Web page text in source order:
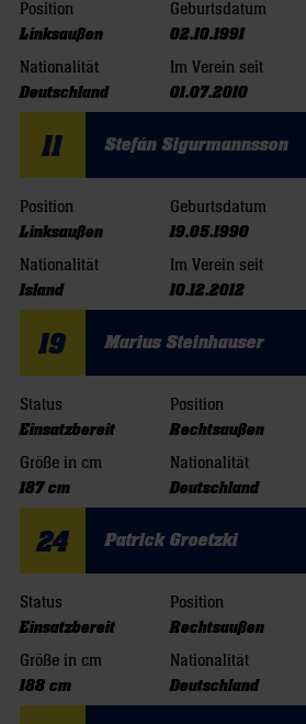
Position
Linksaußen
Geburtsdatum
02.10.1991
Nationalität
Deutschland
Im Verein seit
01.07.2010
11 Stefán Sigurmannsson
Position
Linksaußen
Geburtsdatum
19.05.1990
Nationalität
Island
Im Verein seit
10.12.2012
19 Marius Steinhauser
Status
Einsatzbereit
Position
Rechtsaußen
Größe in cm
187 cm
Nationalität
Deutschland
24 Patrick Groetzki
Status
Einsatzbereit
Position
Rechtsaußen
Größe in cm
188 cm
Nationalität
Deutschland